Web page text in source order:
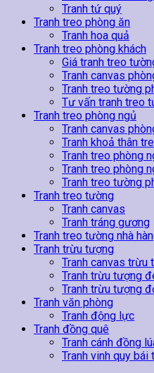
Tranh tứ quý
Tranh treo phòng ăn
Tranh hoa quả
Tranh treo phòng khách
Giá tranh treo
Tranh canvas
Tranh treo tường
Tư vấn tranh treo
Tranh treo phòng ngủ
Tranh canvas
Tranh khoả thân
Tranh treo phòng
Tranh treo phòng
Tranh treo tường
Tranh treo tường
Tranh canvas
Tranh tráng gương
Tranh treo tường nhà
Tranh trừu tượng
Tranh canvas trừu
Tranh trừu tượng
Tranh trừu tượng
Tranh văn phòng
Tranh động lực
Tranh đồng quê
Tranh cánh đồng
Tranh vinh quy bái